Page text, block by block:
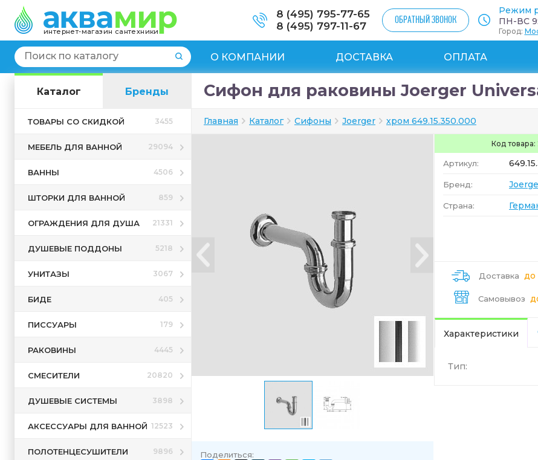
интернет-магазин сантехники
8 (495) 795-77-65
8 (495) 797-11-67
ОБРАТНЫЙ ЗВОНОК
Режим
ПН-ВС
Город:
О КОМПАНИИ ДОСТАВКА ОПЛАТА
Каталог Бренды
ТОВАРЫ СО СКИДКОЙ 3455
МЕБЕЛЬ ДЛЯ ВАННОЙ 29094
ВАННЫ 4506
ШТОРКИ ДЛЯ ВАННОЙ 859
ОГРАЖДЕНИЯ ДЛЯ ДУША 21331
ДУШЕВЫЕ ПОДДОНЫ 5218
УНИТАЗЫ 3067
БИДЕ 405
ПИССУАРЫ 179
РАКОВИНЫ 4445
СМЕСИТЕЛИ 20820
ДУШЕВЫЕ СИСТЕМЫ 3898
АКСЕССУАРЫ ДЛЯ ВАННОЙ 12523
ПОЛОТЕНЦЕСУШИТЕЛИ 9896
Сифон для раковины Joerger
Главная Каталог Сифоны Joerger хром 649.15.350.000
Поделиться:
Код товара:
Артикул:
Бренд:
Страна:
Доставка до
Самовывоз
Характеристики
Тип: